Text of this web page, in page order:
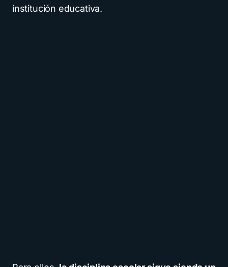
institución educativa.